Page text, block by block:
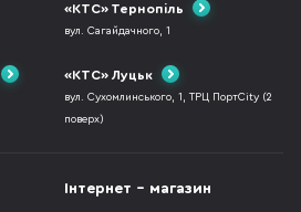
«КТС» Тернопіль
вул. Сагайдачного, 1
«КТС» Луцьк
вул. Сухомлинського, 1, ТРЦ ПортCity (2
поверх)
Інтернет - магазин